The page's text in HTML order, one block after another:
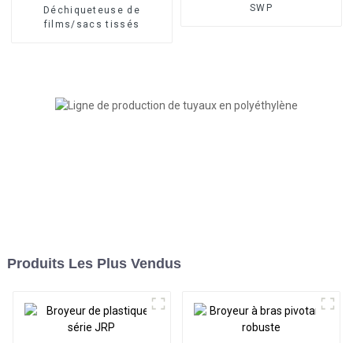
Déchiqueteuse de
films/sacs tissés
SWP
Produits Les Plus Vendus